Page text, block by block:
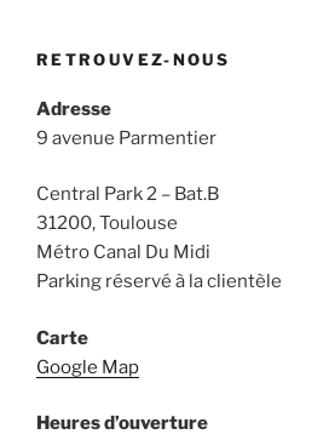
RETROUVEZ-NOUS
Adresse
9 avenue Parmentier
Central Park 2 – Bat.B
31200, Toulouse
Métro Canal Du Midi
Parking réservé à la clientèle
Carte
Google Map
Heures d’ouverture